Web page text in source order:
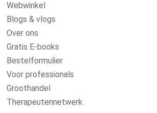
Webwinkel
Blogs & vlogs
Over ons
Gratis E-books
Bestelformulier
Voor professionals
Groothandel
Therapeutennetwerk